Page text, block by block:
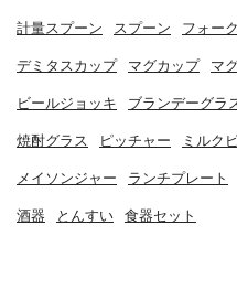
計量スプーン スプーン フォーク
デミタスカップ マグカップ マ
ビールジョッキ ブランデーグラ
焼酎グラス ピッチャー ミルク
メイソンジャー ランチプレート
酒器 とんすい 食器セット